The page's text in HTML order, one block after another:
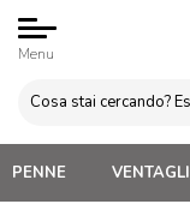
Menu
PENNE VENTAGLI